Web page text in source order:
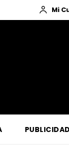
Mi
PUBLICIDAD